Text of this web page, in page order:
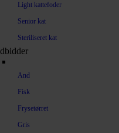
Light kattefoder
Senior kat
Steriliseret kat
And
Fisk
Frysetørret
Gris